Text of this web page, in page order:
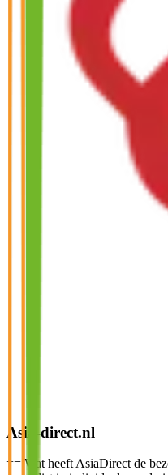
Asia-direct.nl
== Wat heeft AsiaDirect de